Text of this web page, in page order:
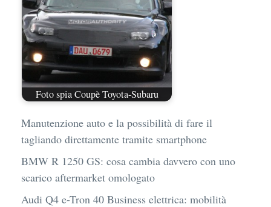
Foto spia Coupè Toyota-Subaru
Manutenzione auto e la possibilità di fare il
tagliando direttamente tramite smartphone
BMW R 1250 GS: cosa cambia davvero con uno
scarico aftermarket omologato
Audi Q4 e-Tron 40 Business elettrica: mobilità